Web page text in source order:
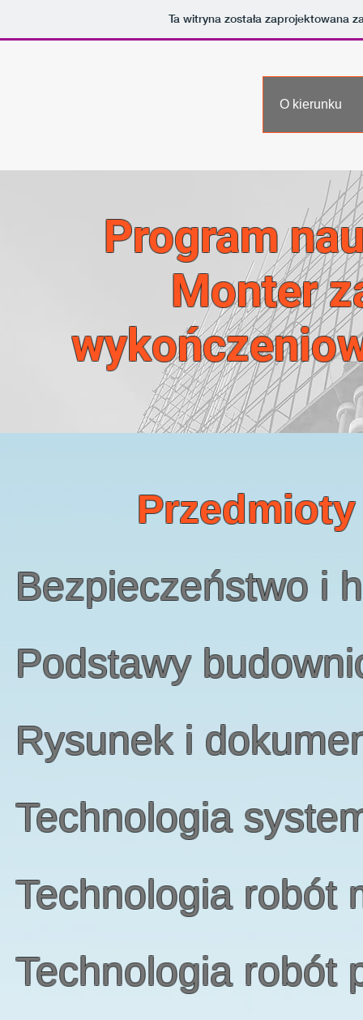
Ta witryna została zaprojektowana
O kierunku
Program
Monter
Bezpieczeństwo i
Podstawy
Rysunek i
Technologia
Technologia robót
Technologia robót